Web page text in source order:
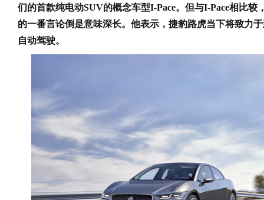
们的首款纯电动SUV的概念车型I-Pace。但与I-Pace相比较
的一番言论倒是意味深长。他表示，捷豹路虎当下将致力
自动驾驶。